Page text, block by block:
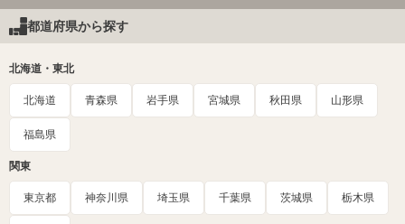
都道府県から探す
北海道・東北
北海道 青森県 岩手県 宮城県 秋田県 山形県
福島県
関東
東京都 神奈川県 埼玉県 千葉県 茨城県 栃木県